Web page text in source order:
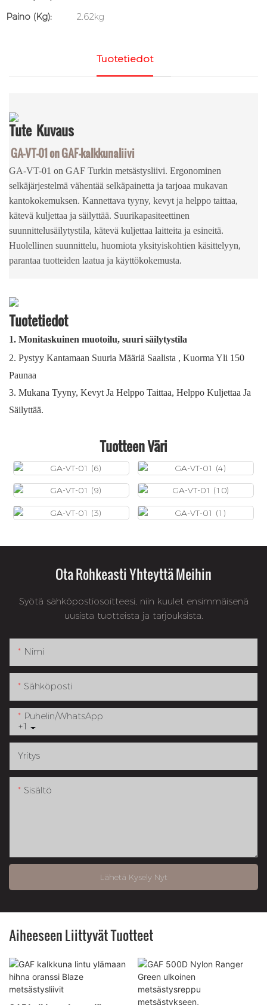
Paino (kg):
2.62kg
Tuotetiedot
Tute Kuvaus
GA-VT-01 on GAF-kalkkunaliivi
GA-VT-01 on GAF Turkin metsästysliivi. Ergonominen
selkäjärjestelmä vähentää selkäpainetta ja tarjoaa mukavan
kantokokemuksen. Kannettava tyyny, kevyt ja helppo taittaa,
kätevä kuljettaa ja säilyttää. Suurikapasiteettinen
suunnittelusäilytystila, kätevä kuljettaa laitteita ja esineitä.
Huolellinen suunnittelu, huomiota yksityiskohtien käsittelyyn,
parantaa tuotteiden laatua ja käyttökokemusta.
Tuotetiedot
1. Monitaskuinen muotoilu, suuri säilytystila
2. Pystyy Kantamaan Suuria Määriä Saalista , Kuorma Yli 150
Paunaa
3. Mukana Tyyny, Kevyt Ja Helppo Taittaa, Helppo Kuljettaa Ja
Säilyttää.
Tuotteen Väri
Ota Rohkeasti Yhteyttä Meihin
Syötä sähköpostiosoitteesi, niin kuulet ensimmäisenä
uusista tuotteista ja tarjouksista.
Nimi
Sähköposti
+1
Puhelin/WhatsApp
Yritys
Sisältö
Lähetä Kysely Nyt
Aiheeseen Liittyvät Tuotteet